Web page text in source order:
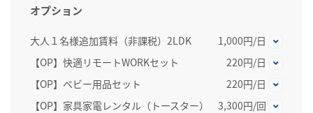
オプション
大人１名様追加賃料（非課税）2LDK
1,000円/日
【OP】快適リモートWORKセット
220円/日
【OP】ベビー用品セット
220円/日
【OP】家具家電レンタル（トースター）
3,300円/回